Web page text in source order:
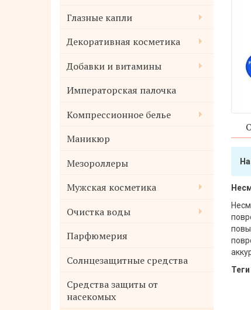
Глазные капли
Декоративная косметика
Добавки и витамины
Императорская палочка
Компрессионное белье
Маникюр
Мезороллеры
Мужская косметика
Очистка воды
Парфюмерия
Солнцезащитные средства
Средства защиты от
насекомых